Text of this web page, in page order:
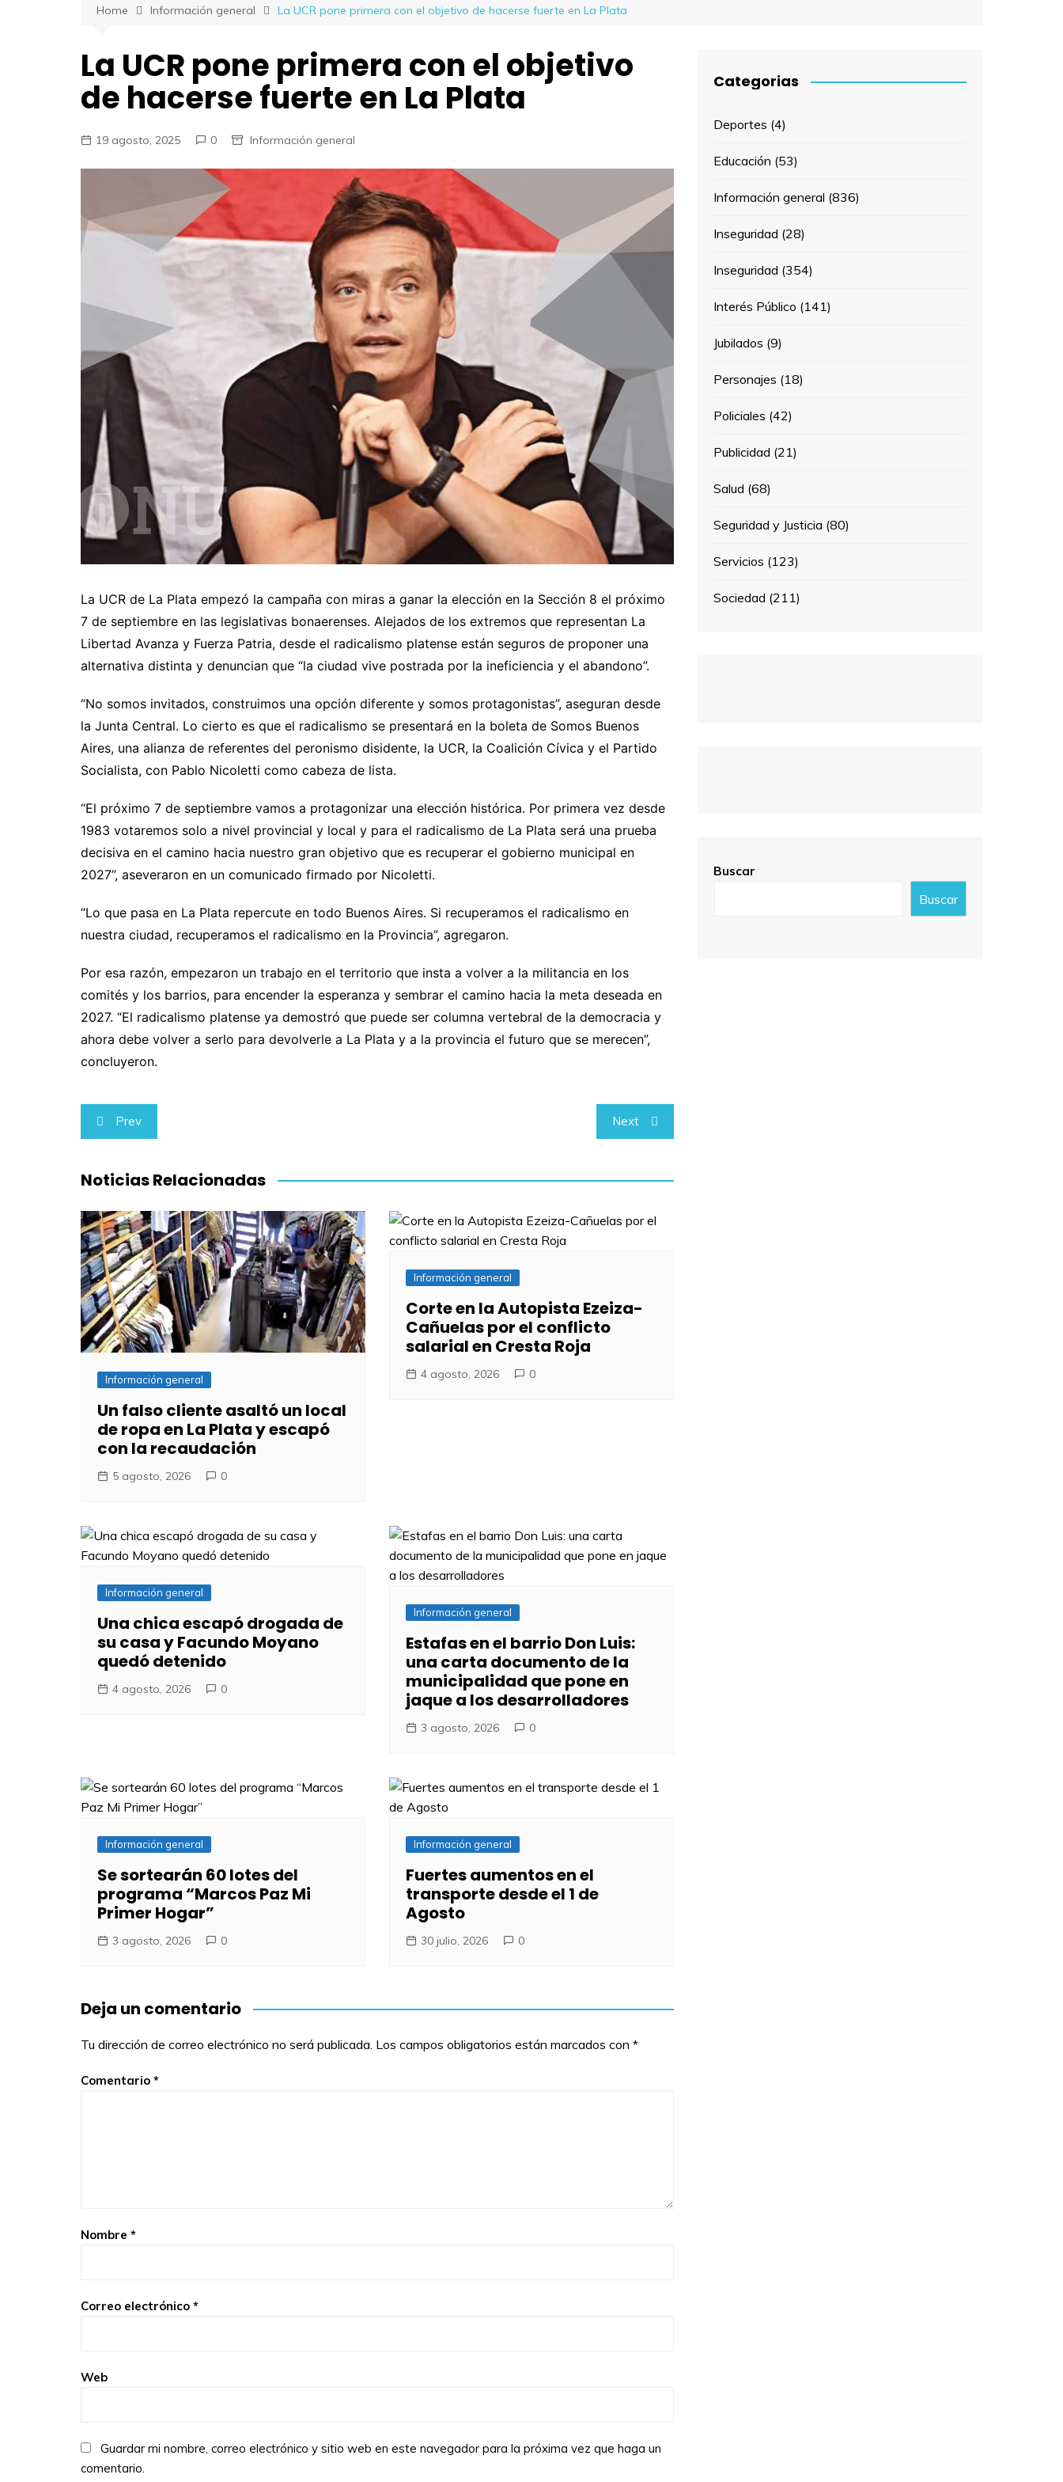
Home Información general La UCR pone primera con el objetivo de hacerse fuerte en La Plata
La UCR pone primera con el objetivo
de hacerse fuerte en La Plata
19 agosto, 2025 0 Información general
La UCR de La Plata empezó la campaña con miras a ganar la elección en la Sección 8 el próximo
7 de septiembre en las legislativas bonaerenses. Alejados de los extremos que representan La
Libertad Avanza y Fuerza Patria, desde el radicalismo platense están seguros de proponer una
alternativa distinta y denuncian que “la ciudad vive postrada por la ineficiencia y el abandono”.
“No somos invitados, construimos una opción diferente y somos protagonistas”, aseguran desde
la Junta Central. Lo cierto es que el radicalismo se presentará en la boleta de Somos Buenos
Aires, una alianza de referentes del peronismo disidente, la UCR, la Coalición Cívica y el Partido
Socialista, con Pablo Nicoletti como cabeza de lista.
“El próximo 7 de septiembre vamos a protagonizar una elección histórica. Por primera vez desde
1983 votaremos solo a nivel provincial y local y para el radicalismo de La Plata será una prueba
decisiva en el camino hacia nuestro gran objetivo que es recuperar el gobierno municipal en
2027”, aseveraron en un comunicado firmado por Nicoletti.
“Lo que pasa en La Plata repercute en todo Buenos Aires. Si recuperamos el radicalismo en
nuestra ciudad, recuperamos el radicalismo en la Provincia”, agregaron.
Por esa razón, empezaron un trabajo en el territorio que insta a volver a la militancia en los
comités y los barrios, para encender la esperanza y sembrar el camino hacia la meta deseada en
2027. “El radicalismo platense ya demostró que puede ser columna vertebral de la democracia y
ahora debe volver a serlo para devolverle a La Plata y a la provincia el futuro que se merecen”,
concluyeron.
Navegación
de
entradas
Prev Next
Noticias Relacionadas
Información general
Un falso cliente asaltó un local
de ropa en La Plata y escapó
con la recaudación
5 agosto, 2026 0
Información general
Corte en la Autopista Ezeiza-
Cañuelas por el conflicto
salarial en Cresta Roja
4 agosto, 2026 0
Información general
Una chica escapó drogada de
su casa y Facundo Moyano
quedó detenido
4 agosto, 2026 0
Información general
Estafas en el barrio Don Luis:
una carta documento de la
municipalidad que pone en
jaque a los desarrolladores
3 agosto, 2026 0
Información general
Se sortearán 60 lotes del
programa “Marcos Paz Mi
Primer Hogar”
3 agosto, 2026 0
Información general
Fuertes aumentos en el
transporte desde el 1 de
Agosto
30 julio, 2026 0
Deja un comentario
Tu dirección de correo electrónico no será publicada. Los campos obligatorios están marcados con *
Comentario *
Nombre *
Correo electrónico *
Web
Guardar mi nombre, correo electrónico y sitio web en este navegador para la próxima vez que haga un
comentario.
Categorias
Deportes (4)
Educación (53)
Información general (836)
Inseguridad (28)
Inseguridad (354)
Interés Público (141)
Jubilados (9)
Personajes (18)
Policiales (42)
Publicidad (21)
Salud (68)
Seguridad y Justicia (80)
Servicios (123)
Sociedad (211)
Buscar
Buscar